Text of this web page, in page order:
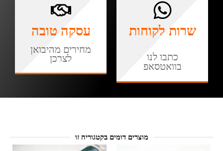
שרות לקוחות
כתבו לנו
בוואטסאפ
עסקה טובה
מחירים מהיבואן
לצרכן
מוצרים דומים בקטגוריה זו